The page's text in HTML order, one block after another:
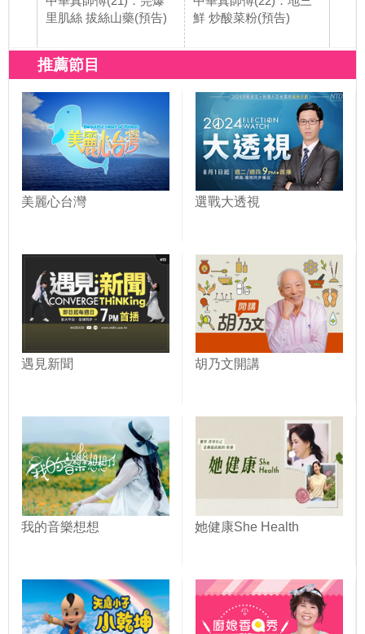
里肌絲 拔絲山藥(預告)
鮮 炒酸菜粉(預告)
推薦節目
美麗心台灣 選戰大透視
遇見新聞 胡乃文開講
我的音樂想想 她健康She Health